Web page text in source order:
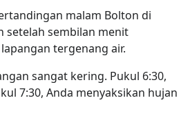
malam Bolton di
setelah sembilan menit
tergenang air.
sangat kering. Pukul 6:30,
7:30, Anda menyaksikan hujan